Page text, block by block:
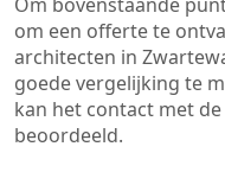
om een offerte te
architecten in
goede vergelijking te
kan het contact met
beoordeeld.